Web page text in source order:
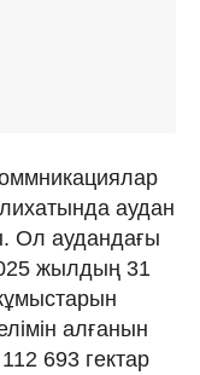
аудан
Ол аудандағы
жылдың 31
алғанын
693 гектар